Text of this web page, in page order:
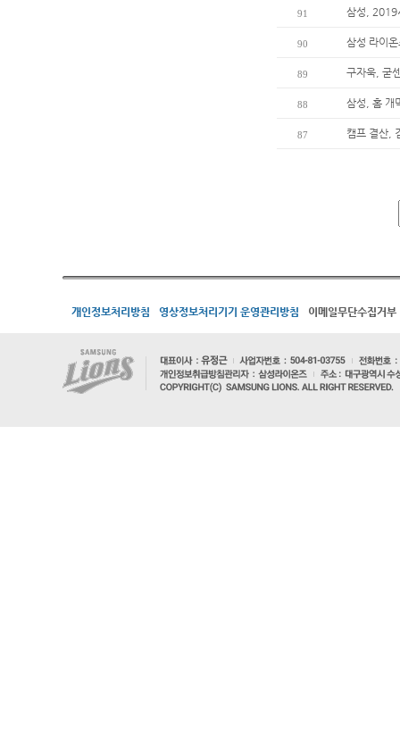
91 삼성, 2019
90 삼성 라이
89 구자욱, 굳
88 삼성, 홈 개
87 캠프 결산,
개인정보처리방침 영상정보처리기기 운영관리방침 이메일무단수집거부